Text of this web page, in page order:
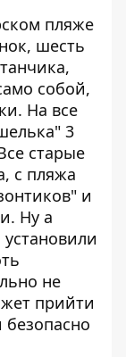
пляже
шесть
собой,
На все
3
старые
с пляжа
и
Ну а
не
прийти